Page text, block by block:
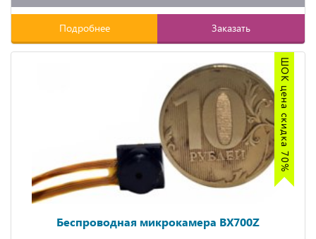
Подробнее Заказать
ШОК цена скидка 70%
Беспроводная микрокамера BX700Z